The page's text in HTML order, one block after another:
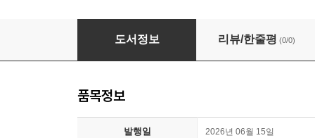
AI와 기독교 교육 (큰글자책)
도서정보 리뷰/한줄평 (0/0)
품목정보
발행일 2026년 06월 15일